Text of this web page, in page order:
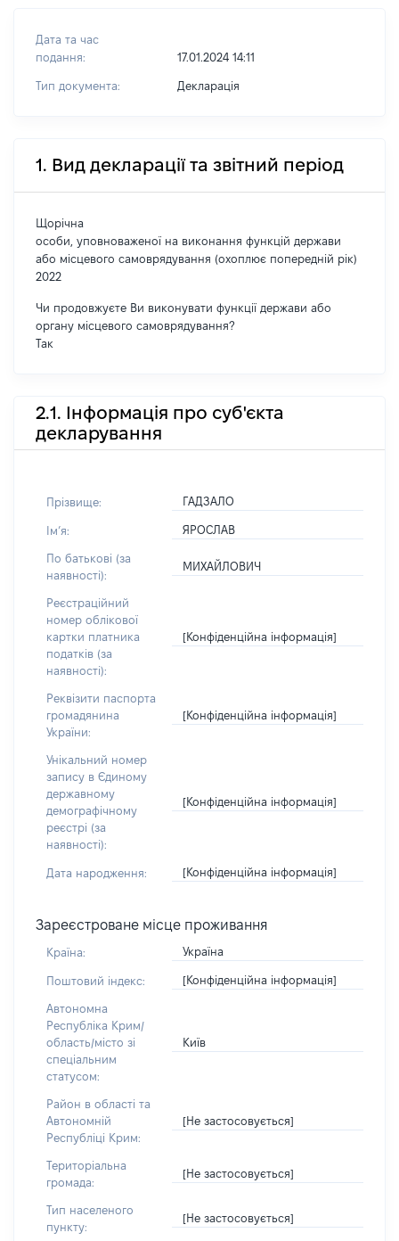
Дата та час
подання:
17.01.2024 14:11
Тип документа: Декларація
1. Вид декларації та звітний період
Щорічна
особи, уповноваженої на виконання функцій держави
або місцевого самоврядування (охоплює попередній рік)
2022
Чи продовжуєте Ви виконувати функції держави або
органу місцевого самоврядування?
Так
2.1. Інформація про суб'єкта
декларування
Прізвище: ГАДЗАЛО
Імʼя: ЯРОСЛАВ
По батькові (за
наявності):
МИХАЙЛОВИЧ
Реєстраційний
номер облікової
картки платника
податків (за
наявності):
[Конфіденційна інформація]
Реквізити паспорта
громадянина
України:
[Конфіденційна інформація]
Унікальний номер
запису в Єдиному
державному
демографічному
реєстрі (за
наявності):
[Конфіденційна інформація]
Дата народження: [Конфіденційна інформація]
Зареєстроване місце проживання
Країна: Україна
Поштовий індекс: [Конфіденційна інформація]
Автономна
Республіка Крим/
область/місто зі
спеціальним
статусом:
Київ
Район в області та
Автономній
Республіці Крим:
[Не застосовується]
Територіальна
громада:
[Не застосовується]
Тип населеного
пункту:
[Не застосовується]